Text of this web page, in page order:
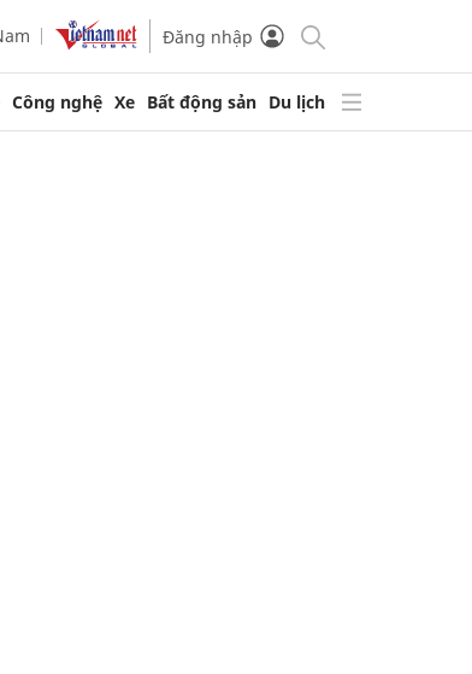
Đăng nhập
Công nghệ Xe Bất động sản Du lịch